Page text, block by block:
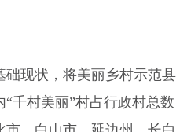
础现状，将美丽乡村示范县
千村美丽”村占行政村总数